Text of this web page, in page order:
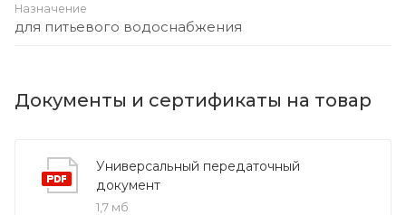
Назначение
для питьевого водоснабжения
Документы и сертификаты на товар
Универсальный передаточный
документ
1,7 мб